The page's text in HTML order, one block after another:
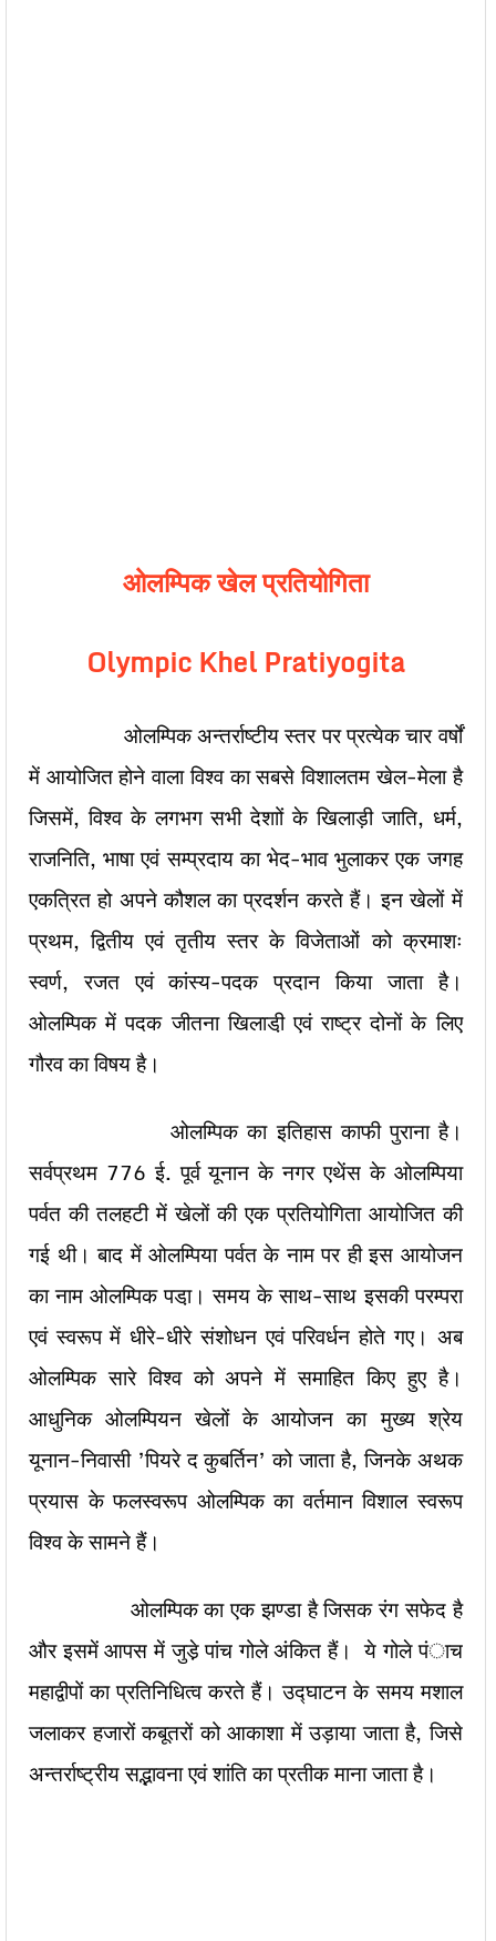
ओलम्पिक खेल प्रतियोगिता
Olympic Khel Pratiyogita
ओलम्पिक अन्तर्राष्टीय स्तर पर प्रत्येक चार वर्षों
में आयोजित होने वाला विश्व का सबसे विशालतम खेल-मेला है
जिसमें, विश्व के लगभग सभी देशाों के खिलाड़ी जाति, धर्म,
राजनिति, भाषा एवं सम्प्रदाय का भेद-भाव भुलाकर एक जगह
एकत्रित हो अपने कौशल का प्रदर्शन करते हैं। इन खेलों में
प्रथम, द्वितीय एवं तृतीय स्तर के विजेताओं को क्रमाशः
स्वर्ण, रजत एवं कांस्य-पदक प्रदान किया जाता है।
ओलम्पिक में पदक जीतना खिलाडी़ एवं राष्ट्र दोनों के लिए
गौरव का विषय है।
ओलम्पिक का इतिहास काफी पुराना है।
सर्वप्रथम 776 ई. पूर्व यूनान के नगर एथेंस के ओलम्पिया
पर्वत की तलहटी में खेलों की एक प्रतियोगिता आयोजित की
गई थी। बाद में ओलम्पिया पर्वत के नाम पर ही इस आयोजन
का नाम ओलम्पिक पडा़। समय के साथ-साथ इसकी परम्परा
एवं स्वरूप में धीरे-धीरे संशोधन एवं परिवर्धन होते गए। अब
ओलम्पिक सारे विश्व को अपने में समाहित किए हुए है।
आधुनिक ओलम्पियन खेलों के आयोजन का मुख्य श्रेय
यूनान-निवासी ’पियरे द कुबर्तिन’ को जाता है, जिनके अथक
प्रयास के फलस्वरूप ओलम्पिक का वर्तमान विशाल स्वरूप
विश्व के सामने हैं।
ओलम्पिक का एक झण्डा है जिसक रंग सफेद है
और इसमें आपस में जुडे़ पांच गोले अंकित हैं। ये गोले पंाच
महाद्वीपों का प्रतिनिधित्व करते हैं। उद्घाटन के समय मशाल
जलाकर हजारों कबूतरों को आकाशा में उड़ाया जाता है, जिसे
अन्तर्राष्ट्रीय सद्भावना एवं शांति का प्रतीक माना जाता है।